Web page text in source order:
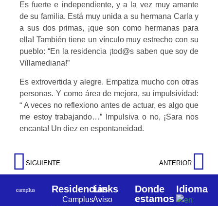
Es fuerte e independiente, y a la vez muy amante
de su familia. Está muy unida a su hermana Carla y
a sus dos primas, ¡que son como hermanas para
ella! También tiene un vínculo muy estrecho con su
pueblo: “En la residencia ¡tod@s saben que soy de
Villamediana!”
Es extrovertida y alegre. Empatiza mucho con otras
personas. Y como área de mejora, su impulsividad:
“ A veces no reflexiono antes de actuar, es algo que
me estoy trabajando…” Impulsiva o no, ¡Sara nos
encanta! Un diez en espontaneidad.
SIGUIENTE ANTERIOR
Residencias
Camplus
Links
Aviso
Donde
estamos
Idioma